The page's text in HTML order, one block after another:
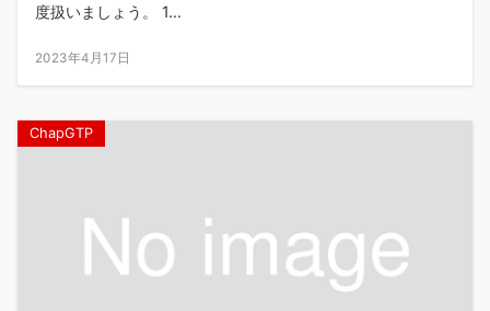
度扱いましょう。 1...
2023年4月17日
ChapGTP